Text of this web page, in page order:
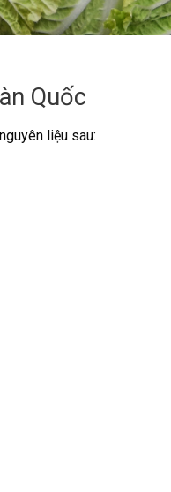
Quốc
liệu sau: